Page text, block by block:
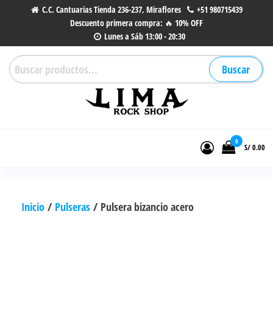
C.C. Cantuarias Tienda 236-237, Miraflores
+51 980715439
Descuento primera compra: 🔥 10% OFF
Lunes a Sáb 13:00 - 20:30
Buscar
por:
Buscar
Joyas de Acero | Tienda de
Música de Vinilos, CDs y más.
0
S/ 0.00
Inicio / Pulseras / Pulsera bizancio acero